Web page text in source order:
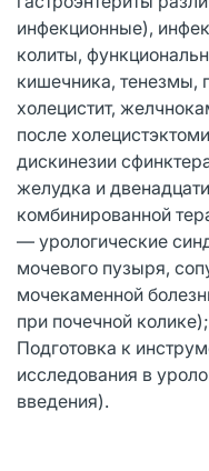
инфекционные),
колиты,
кишечника, тенезмы,
холецистит,
после
дискинезии
желудка и
комбинированной
— урологические
мочевого пузыря,
мочекаменной
при почечной колике);
Подготовка к
исследования в
введения).